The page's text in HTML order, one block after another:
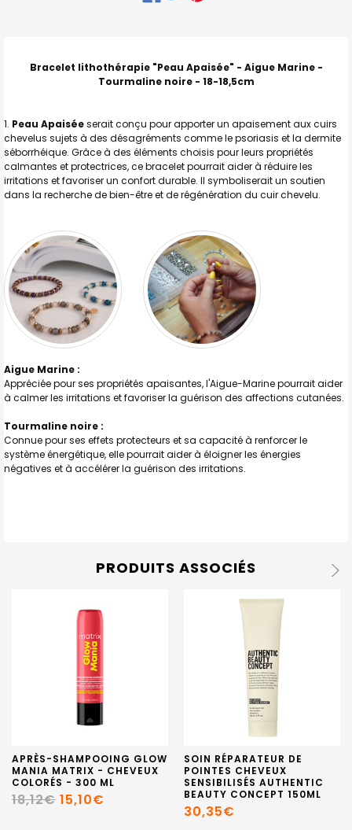
ENSEMBLE
TOUT
SELECTIONNER
J'AJOUTE
LA
SÉLECTION
AU PANIER
Bracelet lithothérapie "Peau Apaisée" - Aigue Marine -
Tourmaline noire - 18-18,5cm
Peau Apaiséeserait conçu pour apporter un apaisement aux cuirs
chevelus sujets à des désagréments comme le psoriasis et la dermite
séborrhéique. Grâce à des éléments choisis pour leurs propriétés
calmantes et protectrices, ce bracelet pourrait aider à réduire les
irritations et favoriser un confort durable. Il symboliserait un soutien
dans la recherche de bien-être et de régénération du cuir chevelu.
Aigue Marine :
Appréciée pour ses propriétés apaisantes, l'Aigue-Marine pourrait aider
à calmer les irritations et favoriser la guérison des affections cutanées.
Tourmaline noire :
Connue pour ses effets protecteurs et sa capacité à renforcer le
système énergétique, elle pourrait aider à éloigner les énergies
négatives et à accélérer la guérison des irritations.
PRODUITS ASSOCIÉS
APRÈS-SHAMPOOING GLOW
MANIA MATRIX - CHEVEUX
COLORÉS - 300 ML
18,12€ 15,10€
SOIN RÉPARATEUR DE
POINTES CHEVEUX
SENSIBILISÉS AUTHENTIC
BEAUTY CONCEPT 150ML
30,35€